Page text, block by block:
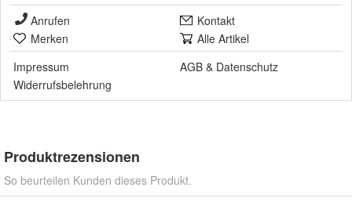
Anrufen
Kontakt
Merken
Alle Artikel
Impressum
AGB & Datenschutz
Widerrufsbelehrung
Produktrezensionen
So beurteilen Kunden dieses Produkt.